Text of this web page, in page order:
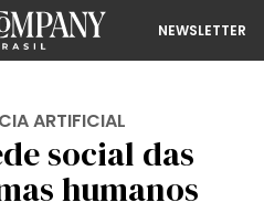
NEWSLETTER
ARTIFICIAL
social das
humanos